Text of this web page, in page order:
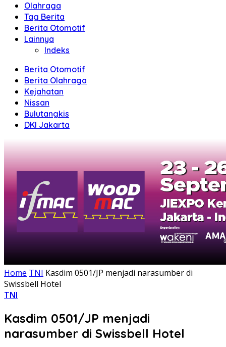
Olahraga
Tag Berita
Berita Otomotif
Lainnya
Indeks
Berita Otomotif
Berita Olahraga
Kejahatan
Nissan
Bulutangkis
DKI Jakarta
Home TNI Kasdim 0501/JP menjadi narasumber di
Swissbell Hotel
TNI
Kasdim 0501/JP menjadi
narasumber di Swissbell Hotel